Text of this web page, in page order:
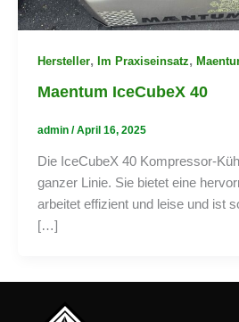
Hersteller, Im Praxiseinsatz,
Maentum IceCubeX 40
admin /April 16, 2025
Die IceCubeX 40 Kompressor-
ganzer Linie. Sie bietet eine
arbeitet effizient und leise und ist
[…]